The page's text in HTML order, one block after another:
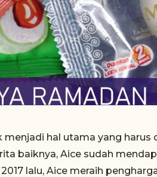
hal utama yang harus
baiknya, Aice sudah
lalu, Aice meraih